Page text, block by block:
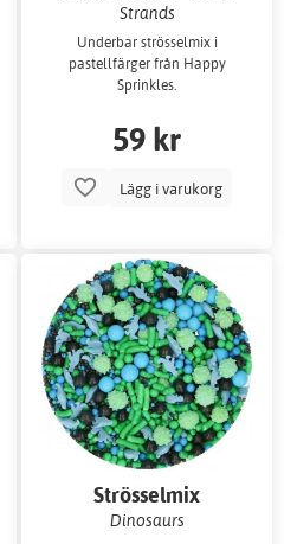
Strands
Underbar strösselmix i
pastellfärger från Happy
Sprinkles.
59 kr
Lägg i varukorg
Strösselmix
Dinosaurs